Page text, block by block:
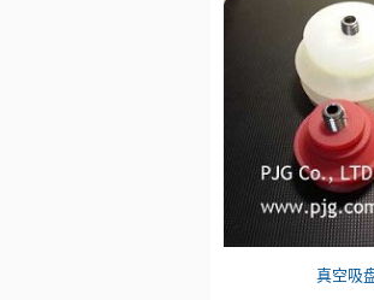
真空吸